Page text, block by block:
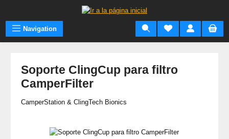
Saltar al contenido principal
Navigation
Soporte ClingCup para filtro
CamperFilter
CamperStation & ClingTech Bionics
Omitir galería de imágenes